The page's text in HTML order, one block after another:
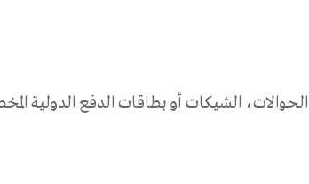
الشيكات أو بطاقات الدفع الدولية